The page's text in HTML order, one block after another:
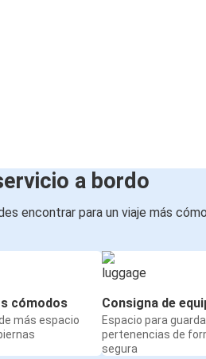
a bordo
encontrar para un viaje más
cómodos
más espacio
Consigna de
Espacio para
pertenencias de
segura